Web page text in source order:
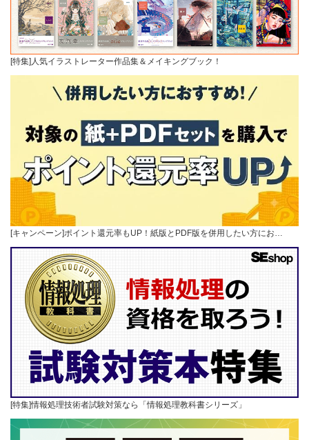
[特集]人気イラストレーター作品集＆メイキングブック！
[キャンペーン]ポイント還元率もUP！紙版とPDF版を併用したい方にお…
[特集]情報処理技術者試験対策なら「情報処理教科書シリーズ」